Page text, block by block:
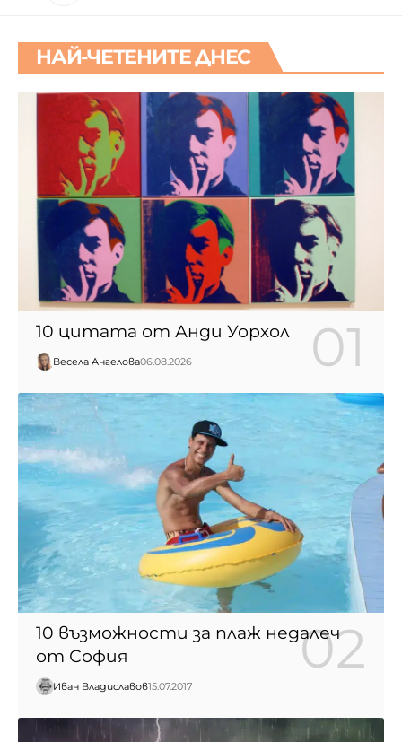
НАЙ-ЧЕТЕНИТЕ ДНЕС
10 цитата от Анди Уорхол
Весела Ангелова06.08.2026
10 възможности за плаж недалеч
от София
Иван Владиславов15.07.2017